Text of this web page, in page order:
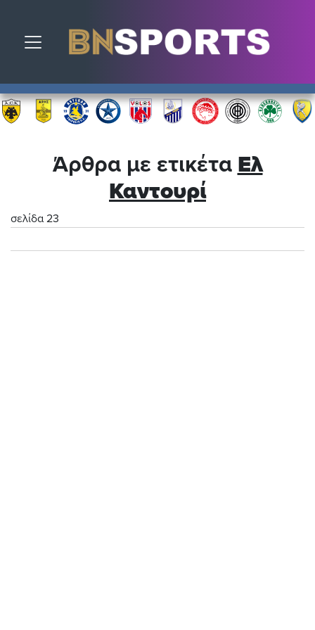
Toggle navigation
Άρθρα με ετικέτα Ελ
Καντουρί
σελίδα 23